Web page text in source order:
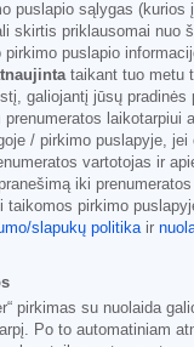
puslapio sąlygas (kurios
skirtis priklausomai nuo
puslapio
taikant tuo metu
galiojantį jūsų pradinės
laikotarpiui
/ pirkimo puslapyje, jei
vartotojas ir
iki
taikomos pirkimo
slapukų politikair
pirkimas su nuolaida
Po to automatiniam